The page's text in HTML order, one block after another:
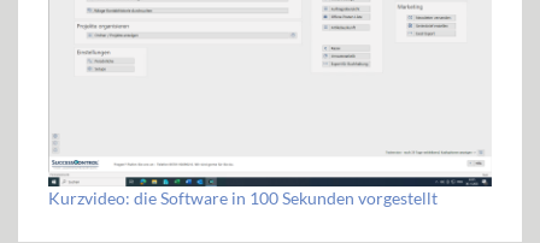
Kurzvideo: die Software in 100 Sekunden vorgestellt